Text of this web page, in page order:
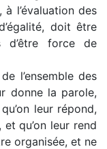
l’évaluation des
doit être
d’être force de
l’ensemble des
donne la parole,
leur répond,
et qu’on leur rend
organisée, et ne